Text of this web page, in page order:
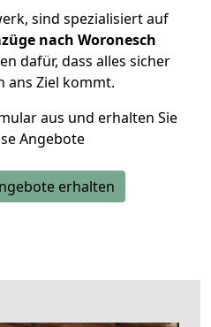
sind spezialisiert auf
nach Woronesch
dafür, dass alles sicher
ans Ziel kommt.
aus und erhalten Sie
Angebote
erhalten